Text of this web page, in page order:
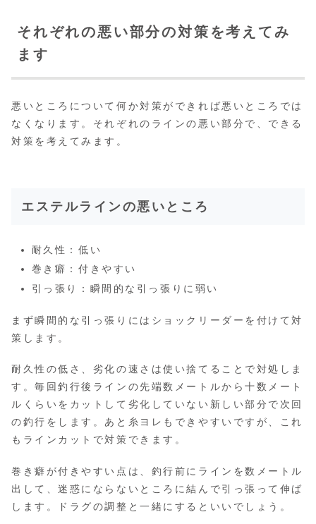
それぞれの悪い部分の対策を考えてみ
ます
悪いところについて何か対策ができれば悪いところでは
なくなります。それぞれのラインの悪い部分で、できる
対策を考えてみます。
エステルラインの悪いところ
耐久性：低い
巻き癖：付きやすい
引っ張り：瞬間的な引っ張りに弱い
まず瞬間的な引っ張りにはショックリーダーを付けて対
策します。
耐久性の低さ、劣化の速さは使い捨てることで対処しま
す。毎回釣行後ラインの先端数メートルから十数メート
ルくらいをカットして劣化していない新しい部分で次回
の釣行をします。あと糸ヨレもできやすいですが、これ
もラインカットで対策できます。
巻き癖が付きやすい点は、釣行前にラインを数メートル
出して、迷惑にならないところに結んで引っ張って伸ば
します。ドラグの調整と一緒にするといいでしょう。